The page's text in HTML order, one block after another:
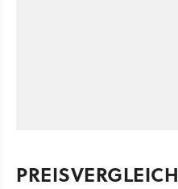
PREISVERGLEICH